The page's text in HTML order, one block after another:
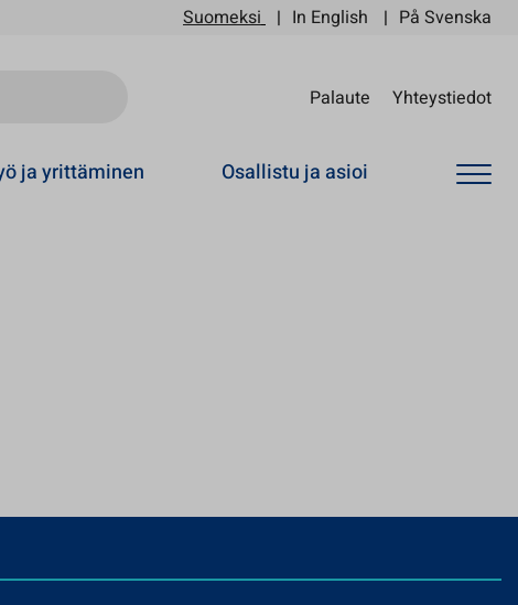
Suomeksi In English På Svenska
Palaute Yhteystiedot
ja yrittäminen Osallistu ja asioi